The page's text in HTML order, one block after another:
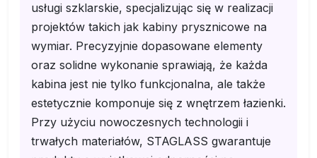
usługi szklarskie, specjalizując się w realizacji
projektów takich jak kabiny prysznicowe na
wymiar. Precyzyjnie dopasowane elementy
oraz solidne wykonanie sprawiają, że każda
kabina jest nie tylko funkcjonalna, ale także
estetycznie komponuje się z wnętrzem łazienki.
Przy użyciu nowoczesnych technologii i
trwałych materiałów, STAGLASS gwarantuje